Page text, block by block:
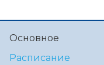
Основное
Расписание